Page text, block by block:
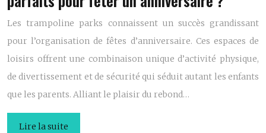
Les trampoline parks connaissent un succès grandissant
pour l’organisation de fêtes d’anniversaire. Ces espaces de
loisirs offrent une combinaison unique d’activité physique,
de divertissement et de sécurité qui séduit autant les enfants
que les parents. Alliant le plaisir du rebond…
Lire la suite